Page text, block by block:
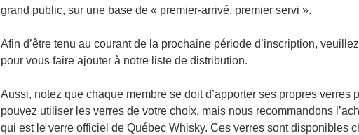
grand public, sur une base de « premier-arrivé, premier servi ».
Afin d’être tenu au courant de la prochaine période d’inscription,
pour vous faire ajouter à notre liste de distribution.
Aussi, notez que chaque membre se doit d’apporter ses propres verres
pouvez utiliser les verres de votre choix, mais nous recommandons
qui est le verre officiel de Québec Whisky. Ces verres sont disponibles